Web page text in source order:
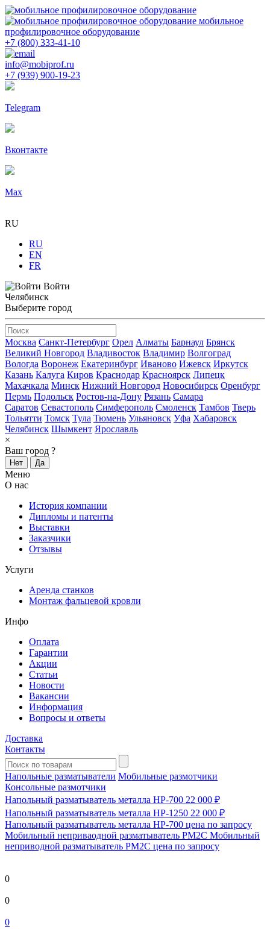
мобильное
профилировочное оборудование
+7 (800) 333-41-10
info@mobiprof.ru
+7 (939) 900-19-23
Telegram
Вконтакте
Max
RU
RU
EN
FR
Войти
Челябинск
Выберите город
Москва Санкт-Петербург Орел Алматы Барнаул Брянск
Великий Новгород Владивосток Владимир Волгоград
Вологда Воронеж Екатеринбург Иваново Ижевск Иркутск
Казань Калуга Киров Краснодар Красноярск Липецк
Махачкала Минск Нижний Новгород Новосибирск Оренбург
Пермь Подольск Ростов-на-Дону Рязань Самара
Саратов Севастополь Симферополь Смоленск Тамбов Тверь
Тольятти Томск Тула Тюмень Ульяновск Уфа Хабаровск
Челябинск Шымкент Ярославль
×
Ваш город ?
Нет Да
Меню
О нас
История компании
Дипломы и патенты
Выставки
Заказчики
Отзывы
Услуги
Аренда станков
Монтаж фальцевой кровли
Инфо
Оплата
Гарантии
Акции
Статьи
Новости
Вакансии
Информация
Вопросы и ответы
Доставка
Контакты
Напольные разматыватели Мобильные размотчики
Консольные размотчики
Напольный разматыватель металла HP-700 22 000 ₽
Напольный разматыватель металла HP-1250 22 000 ₽
Напольный разматыватель металла HP-700 цена по запросу
Мобильный непривaодной разматыватель РМ2С Мобильный
неприводной разматыватель РМ2С цена по запросу
0
0
0